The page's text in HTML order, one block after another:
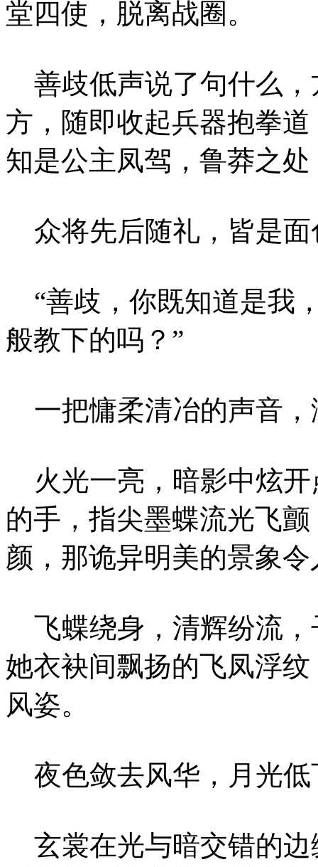
堂四使，脱离战圈。
善歧低声说了句什么，
方，随即收起兵器抱拳
知是公主凤驾，鲁莽之
众将先后随礼，皆是面
“善歧，你既知道是我
般教下的吗？”
一把慵柔清冶的声音，
火光一亮，暗影中炫开
的手，指尖墨蝶流光飞
颜，那诡异明美的景象
飞蝶绕身，清辉纷流，
她衣袂间飘扬的飞凤浮
风姿。
夜色敛去风华，月光低
玄裳在光与暗交错的边